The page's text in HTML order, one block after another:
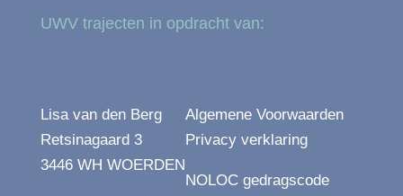
UWV trajecten in opdracht van:
Lisa van den Berg
Retsinagaard 3
3446 WH WOERDEN
Algemene Voorwaarden
Privacy verklaring
NOLOC gedragscode